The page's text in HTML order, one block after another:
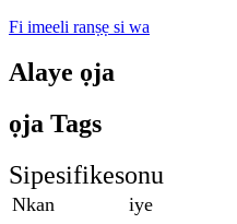
Fi imeeli ranṣẹ si wa
Alaye ọja
ọja Tags
Sipesifikesonu
Nkan
iye